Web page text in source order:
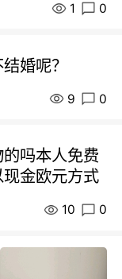
1 0
婚呢？
9 0
吗本人免费
金欧元方式
10 0